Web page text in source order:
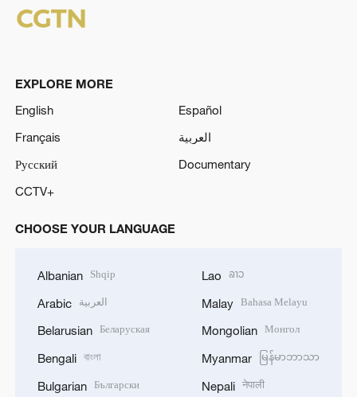
EXPLORE MORE
English
Español
Français
العربية
Русский
Documentary
CCTV+
CHOOSE YOUR LANGUAGE
Albanian Shqip
Arabic العربية
Belarusian Беларуская
Bengali বাংলা
Bulgarian Български
Lao ລາວ
Malay Bahasa Melayu
Mongolian Монгол
Myanmar မြန်မာဘာသာ
Nepali नेपाली